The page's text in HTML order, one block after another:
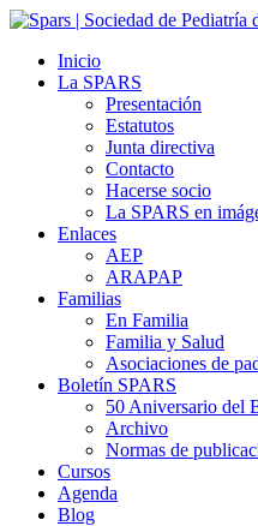
Inicio
La SPARS
Presentación
Estatutos
Junta directiva
Contacto
Hacerse socio
La SPARS en
Enlaces
AEP
ARAPAP
Familias
En Familia
Familia y Salud
Asociaciones de
Boletín SPARS
50 Aniversario del
Archivo
Normas de
Cursos
Agenda
Blog